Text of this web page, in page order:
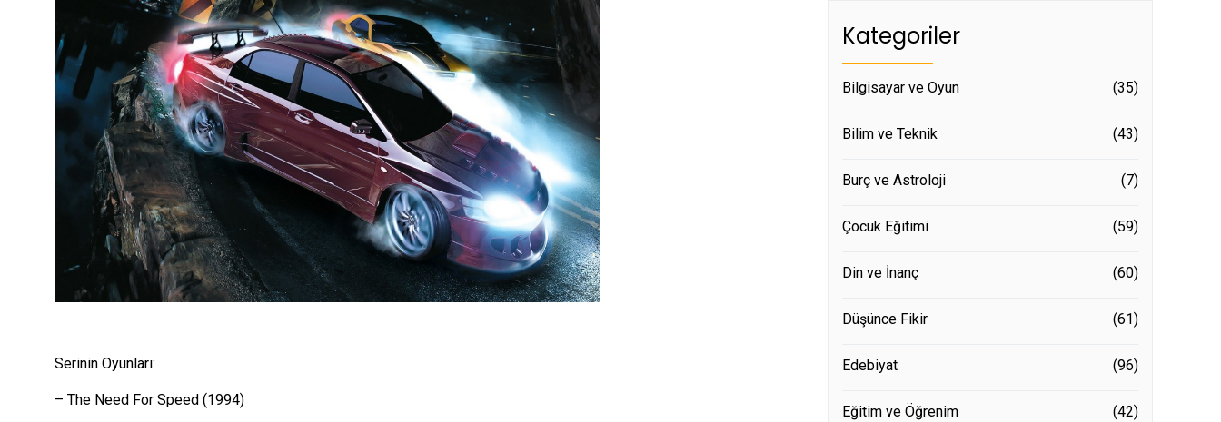
Serinin Oyunları:
– The Need For Speed (1994)
Kategoriler
Bilgisayar ve Oyun (35)
Bilim ve Teknik (43)
Burç ve Astroloji (7)
Çocuk Eğitimi (59)
Din ve İnanç (60)
Düşünce Fikir (61)
Edebiyat (96)
Eğitim ve Öğrenim (42)